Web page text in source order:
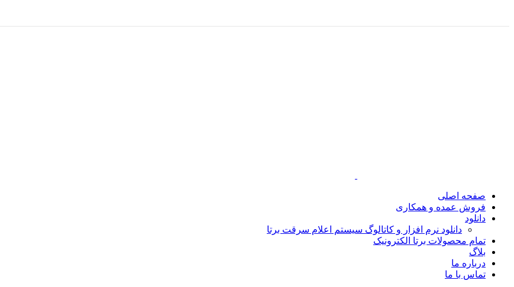
صفحه اصلی
فروش عمده و همکاری
دانلود
دانلود نرم افزار و کاتالوگ سیستم اعلام سرقت برتا
تمام محصولات برتا الکترونیک
بلاگ
درباره ما
تماس با ما